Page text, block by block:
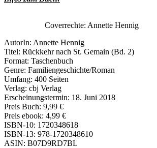
Coverrechte: Annette Hennig
AutorIn: Annette Hennig
Titel: Rückkehr nach St. Gemain (Bd. 2)
Format: Taschenbuch
Genre: Familiengeschichte/Roman
Umfang: 400 Seiten
Verlag: cbj Verlag
Erscheinungstermin: 18. Juni 2018
Preis Buch: 9,99 €
Preis ebook: 4,99 €
ISBN-10: 1720348618
ISBN-13: 978-1720348610
ASIN: B07D9RD7BL